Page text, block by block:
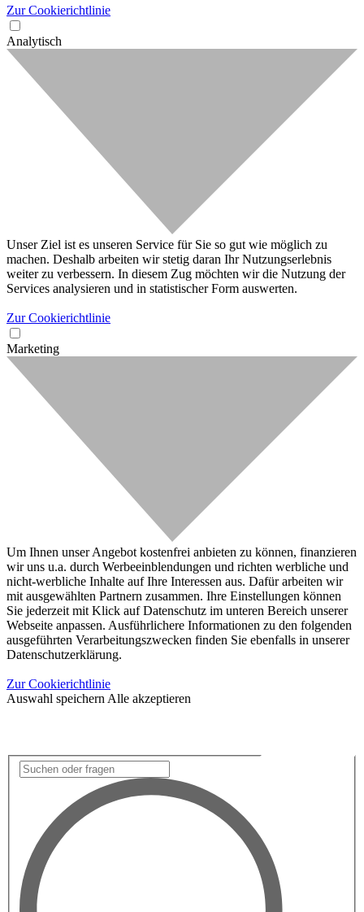
Zur Cookierichtlinie
Analytisch
Unser Ziel ist es unseren Service für Sie so gut wie möglich zu
machen. Deshalb arbeiten wir stetig daran Ihr Nutzungserlebnis
weiter zu verbessern. In diesem Zug möchten wir die Nutzung der
Services analysieren und in statistischer Form auswerten.
Zur Cookierichtlinie
Marketing
Um Ihnen unser Angebot kostenfrei anbieten zu können, finanzieren
wir uns u.a. durch Werbeeinblendungen und richten werbliche und
nicht-werbliche Inhalte auf Ihre Interessen aus. Dafür arbeiten wir
mit ausgewählten Partnern zusammen. Ihre Einstellungen können
Sie jederzeit mit Klick auf Datenschutz im unteren Bereich unserer
Webseite anpassen. Ausführlichere Informationen zu den folgenden
ausgeführten Verarbeitungszwecken finden Sie ebenfalls in unserer
Datenschutzerklärung.
Zur Cookierichtlinie
Auswahl speichern Alle akzeptieren